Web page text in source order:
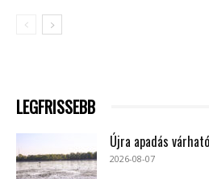
LEGFRISSEBB
Újra apadás
2026-08-07